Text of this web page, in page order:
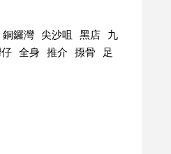
銅鑼灣 尖沙咀 黑店 九
全身 推介 揼骨 足